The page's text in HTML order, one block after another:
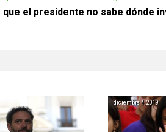
el presidente no sabe dónde
diciembre 4, 2019